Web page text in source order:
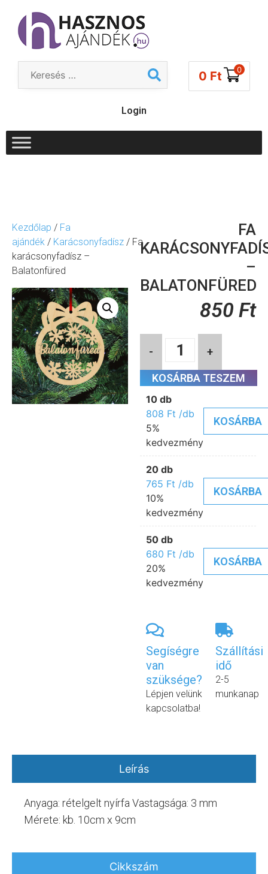
0 Ft 0
Login
Kezdőlap / Fa
ajándék / Karácsonyfadísz / Fa
karácsonyfadísz –
Balatonfüred
FA
–
BALATONFÜRED
850 Ft
- +
KOSÁRBA TESZEM
10 db
808 Ft /db
5%
kedvezmény
KOSÁRBA
20 db
765 Ft /db
10%
kedvezmény
KOSÁRBA
50 db
680 Ft /db
20%
kedvezmény
KOSÁRBA
Segíségre
van
szüksége?
Lépjen velünk
kapcsolatba!
Szállítási
idő
2-5
munkanap
Leírás
Cikkszám
Anyaga: rételgelt nyírfa Vastagsága: 3 mm
Mérete: kb. 10cm x 9cm